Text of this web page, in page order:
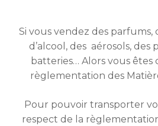
Si vous vendez des parfums,
d’alcool, des aérosols, des
batteries… Alors vous êtes
règlementation des
Pour pouvoir transporter
respect de la